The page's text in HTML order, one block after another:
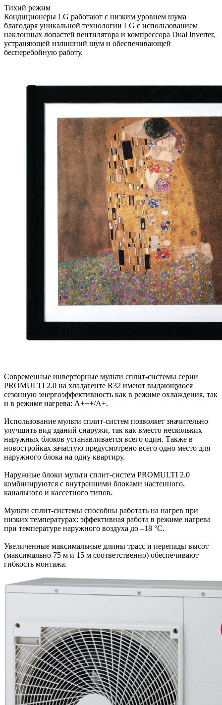
Тихий режим
Кондиционеры LG работают с низким уровнем шума
благодаря уникальной технологии LG с использованием
наклонных лопастей вентилятора и компрессора Dual Inverter,
устраняющей излишний шум и обеспечивающей
бесперебойную работу.
Современные инверторные мульти сплит-системы серии
PROMULTI 2.0 на хладагенте R32 имеют выдающуюся
сезонную энергоэффективность как в режиме охлаждения, так
и в режиме нагрева: А+++/A+.
Использование мульти сплит-систем позволяет значительно
улучшить вид зданий снаружи, так как вместо нескольких
наружных блоков устанавливается всего один. Также в
новостройках зачастую предусмотрено всего одно место для
наружного блока на одну квартиру.
Наружные блоки мульти сплит-систем PROMULTI 2.0
комбинируются с внутренними блоками настенного,
канального и кассетного типов.
Мульти сплит-системы способны работать на нагрев при
низких температурах: эффективная работа в режиме нагрева
при температуре наружного воздуха до –18 °C.
Увеличенные максимальные длины трасс и перепады высот
(максимально 75 м и 15 м соответственно) обеспечивают
гибкость монтажа.